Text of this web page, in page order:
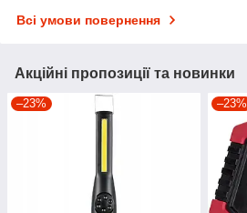
Всі умови повернення
Акційні пропозиції та новинки
–23% –23%